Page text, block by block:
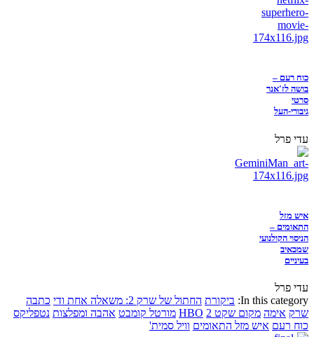
כוח רעם –
בושה לז'אנר
סרטי
גיבורי-העל
עדי פרל
איש מזל
התאומים –
הניסוי הקולנועי
שמכאיב
בעיניים
עדי פרל
In this category: ביקורת החתול של שרק 2: משאלה אחת ודי
כתבה
שרק אימה מקום שקט 2 HBO מורטל קומבט אהבה ומפלצות נטפליקס
כוח רעם איש מזל התאומים וויל סמית'